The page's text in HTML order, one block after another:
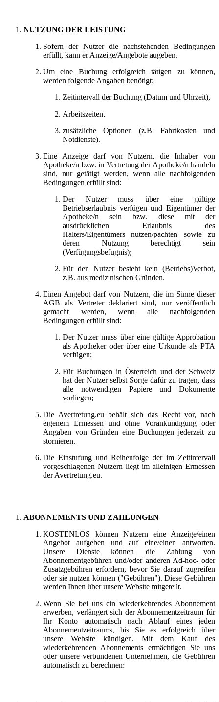
NUTZUNG DER LEISTUNG
Sofern der Nutzer die nachstehenden Bedingungen
erfüllt, kann er Anzeige/Angebote augeben.
Um eine Buchung erfolgreich tätigen zu können,
werden folgende Angaben benötigt:
Zeitintervall der Buchung (Datum und Uhrzeit),
Arbeitszeiten,
zusätzliche Optionen (z.B. Fahrtkosten und
Notdienste).
Eine Anzeige darf von Nutzern, die Inhaber von
Apotheke/n bzw. in Vertretung der Apotheke/n handeln
sind, nur getätigt werden, wenn alle nachfolgenden
Bedingungen erfüllt sind:
Der Nutzer muss über eine gültige
Betriebserlaubnis verfügen und Eigentümer der
Apotheke/n sein bzw. diese mit der
ausdrücklichen Erlaubnis des
Halters/Eigentümers nutzen/pachten sowie zu
deren Nutzung berechtigt sein
(Verfügungsbefugnis);
Für den Nutzer besteht kein (Betriebs)Verbot,
z.B. aus medizinischen Gründen.
Einen Angebot darf von Nutzern, die im Sinne dieser
AGB als Vertreter deklariert sind, nur veröffentlich
gemacht werden, wenn alle nachfolgenden
Bedingungen erfüllt sind:
Der Nutzer muss über eine gültige Approbation
als Apotheker oder über eine Urkunde als PTA
verfügen;
Für Buchungen in Österreich und der Schweiz
hat der Nutzer selbst Sorge dafür zu tragen, dass
alle notwendigen Papiere und Dokumente
vorliegen;
Die Avertretung.eu behält sich das Recht vor, nach
eigenem Ermessen und ohne Vorankündigung oder
Angaben von Gründen eine Buchungen jederzeit zu
stornieren.
Die Einstufung und Reihenfolge der im Zeitintervall
vorgeschlagenen Nutzern liegt im alleinigen Ermessen
der Avertretung.eu.
ABONNEMENTS UND ZAHLUNGEN
KOSTENLOS können Nutzern eine Anzeige/einen
Angebot aufgeben und auf eine/einen antworten.
Unsere Dienste können die Zahlung von
Abonnementgebühren und/oder anderen Ad-hoc- oder
Zusatzgebühren erfordern, bevor Sie darauf zugreifen
oder sie nutzen können ("Gebühren"). Diese Gebühren
werden Ihnen über unsere Website mitgeteilt.
Wenn Sie bei uns ein wiederkehrendes Abonnement
erwerben, verlängert sich der Abonnementzeitraum für
Ihr Konto automatisch nach Ablauf eines jeden
Abonnementzeitraums, bis Sie es erfolgreich über
unsere Website kündigen. Mit dem Kauf des
wiederkehrenden Abonnements ermächtigen Sie uns
oder unsere verbundenen Unternehmen, die Gebühren
automatisch zu berechnen: